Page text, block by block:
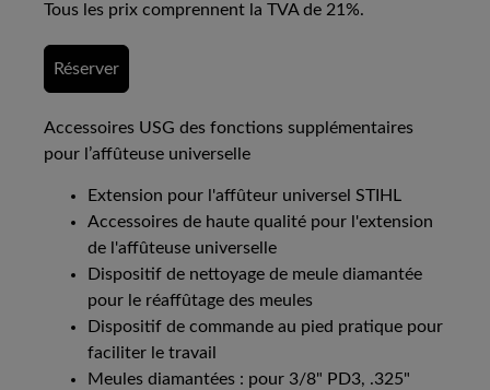
Tous les prix comprennent la TVA de 21%.
Réserver
Accessoires USG des fonctions supplémentaires
pour l’affûteuse universelle
Extension pour l'affûteur universel STIHL
Accessoires de haute qualité pour l'extension
de l'affûteuse universelle
Dispositif de nettoyage de meule diamantée
pour le réaffûtage des meules
Dispositif de commande au pied pratique pour
faciliter le travail
Meules diamantées : pour 3/8" PD3, .325"